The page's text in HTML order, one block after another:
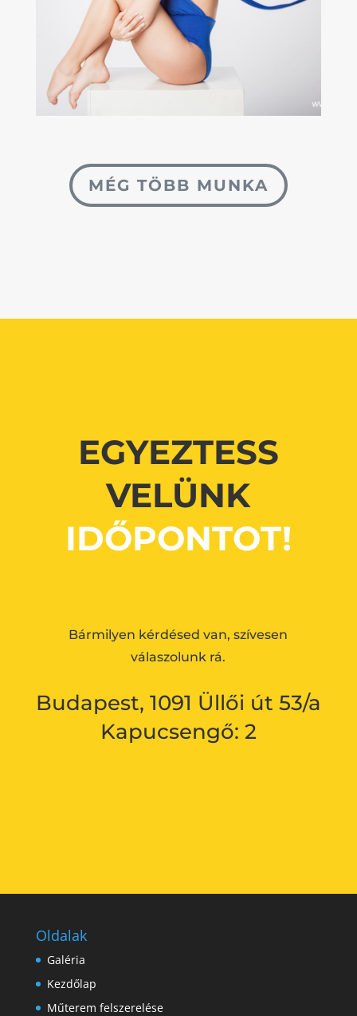
MÉG TÖBB MUNKA
EGYEZTESS
VELÜNK
IDŐPONTOT!
Bármilyen kérdésed van, szívesen
válaszolunk rá.
Budapest, 1091 Üllői út 53/a
Kapucsengő: 2
Oldalak
Galéria
Kezdőlap
Műterem felszerelése